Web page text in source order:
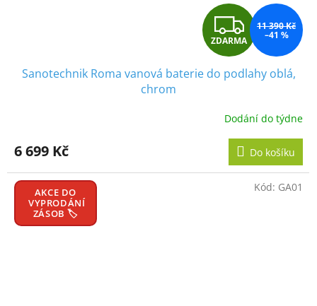
Z
D
A
R
M
A
ZDARMA
11 390 Kč
–41 %
Sanotechnik Roma vanová baterie do podlahy oblá,
chrom
Dodání do týdne
6 699 Kč Do košíku
AKCE DO
VYPRODÁNÍ
ZÁSOB 🏷️
Kód: GA01